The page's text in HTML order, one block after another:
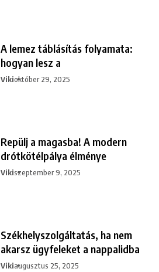
A lemez táblásítás folyamata:
hogyan lesz a
Vikioktóber 29, 2025
Repülj a magasba! A modern
drótkötélpálya élménye
Vikiszeptember 9, 2025
Székhelyszolgáltatás, ha nem
akarsz ügyfeleket a nappalidba
Vikiaugusztus 25, 2025